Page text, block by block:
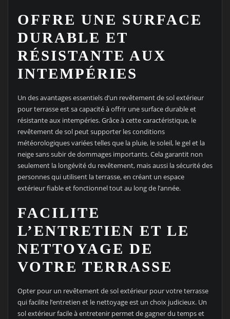
OFFRE UNE SURFACE
DURABLE ET
RÉSISTANTE AUX
INTEMPÉRIES
Un des avantages essentiels d’un revêtement de sol extérieur
pour terrasse est sa capacité à offrir une surface durable et
résistante aux intempéries. Grâce à cette caractéristique, le
revêtement de sol peut supporter les conditions
météorologiques variées telles que la pluie, le soleil, le gel et la
neige sans subir de dommages importants. Cela garantit non
seulement la longévité du revêtement, mais aussi la sécurité des
personnes qui utilisent la terrasse, en créant un espace
extérieur fiable et fonctionnel tout au long de l’année.
FACILITE
L’ENTRETIEN ET LE
NETTOYAGE DE
VOTRE TERRASSE
Opter pour un revêtement de sol extérieur pour votre terrasse
qui facilite l’entretien et le nettoyage est un choix judicieux. Un
sol extérieur facile à entretenir permet de gagner du temps et